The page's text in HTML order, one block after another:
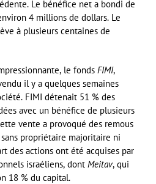
Le bénéfice net a bondi de
4 millions de dollars. Le
à plusieurs centaines de
le fonds FIMI,
il y a quelques semaines
FIMI détenait 51 % des
avec un bénéfice de plusieurs
vente a provoqué des remous
sans propriétaire majoritaire ni
des actions ont été acquises par
israéliens, dont Meitav, qui
18 % du capital.